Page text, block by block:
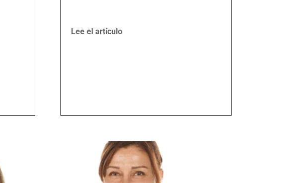
Lee el artículo